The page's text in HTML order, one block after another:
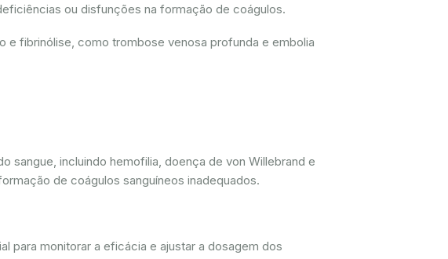
ou disfunções na formação de coágulos.
fibrinólise, como trombose venosa profunda e embolia
sangue, incluindo hemofilia, doença de von Willebrand e
de coágulos sanguíneos inadequados.
para monitorar a eficácia e ajustar a dosagem dos